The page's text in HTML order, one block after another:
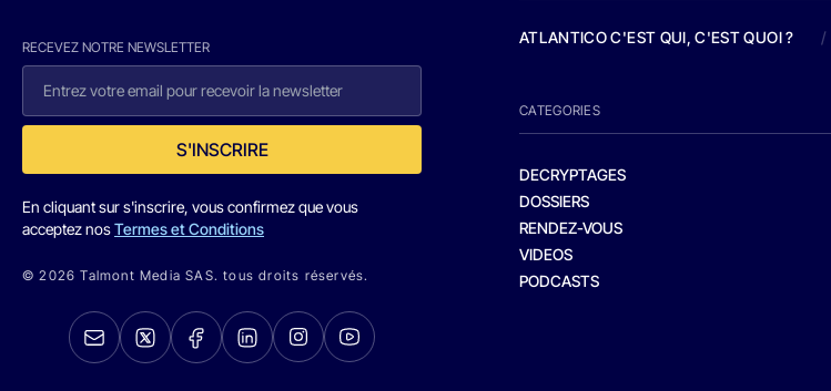
RECEVEZ NOTRE NEWSLETTER
S'INSCRIRE
En cliquant sur s'inscrire, vous confirmez que vous
acceptez nosTermes et Conditions
© 2026 Talmont Media SAS. tous droits réservés.
ATLANTICO C'EST QUI, C'EST QUOI ? /
CATEGORIES
DECRYPTAGES
DOSSIERS
RENDEZ-VOUS
VIDEOS
PODCASTS